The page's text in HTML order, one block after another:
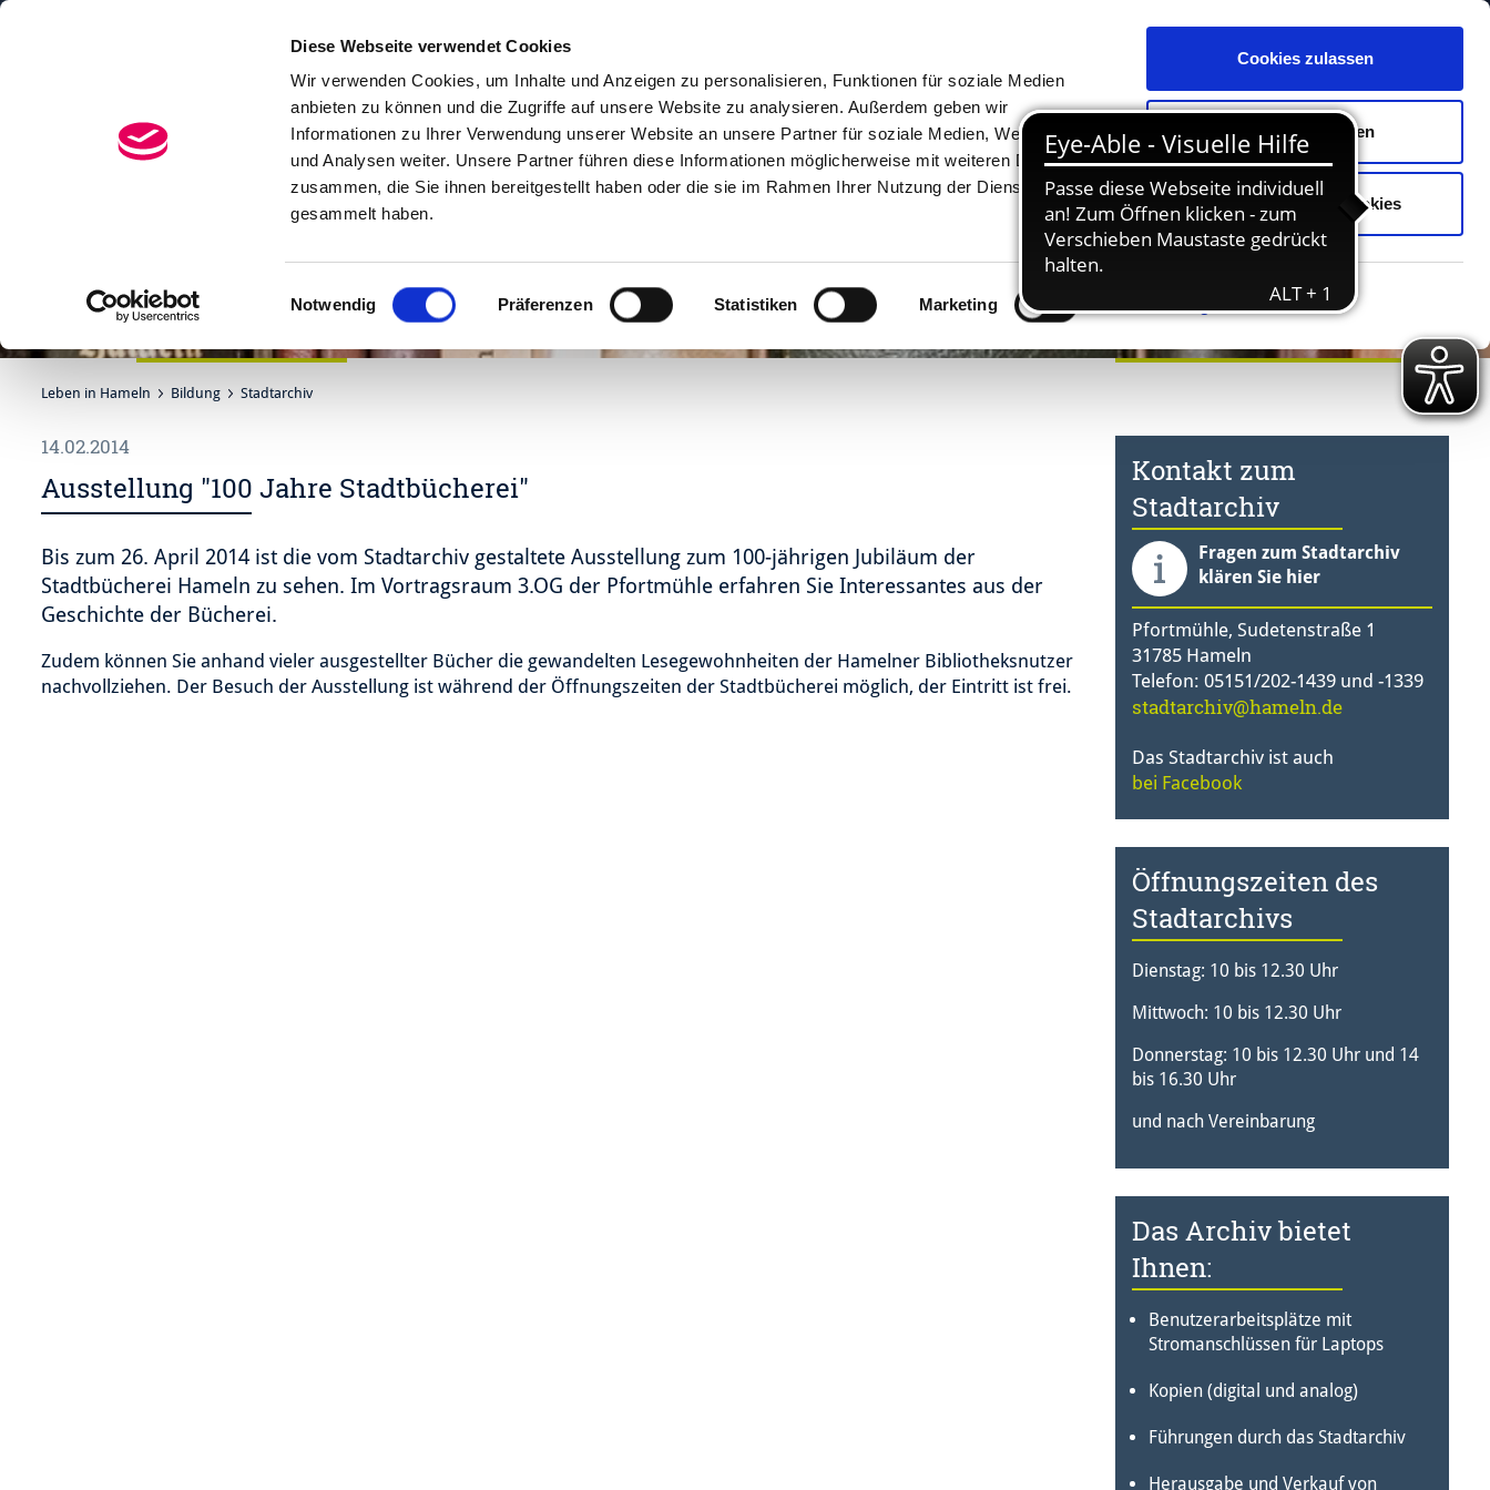
Diese Webseite verwendet Cookies
Wir verwenden Cookies, um Inhalte und Anzeigen zu personalisieren, Funktionen für soziale Medien
anbieten zu können und die Zugriffe auf unsere Website zu analysieren. Außerdem geben wir
Informationen zu Ihrer Verwendung unserer Website an unsere Partner für soziale Medien, Werbung
und Analysen weiter. Unsere Partner führen diese Informationen möglicherweise mit weiteren Daten
zusammen, die Sie ihnen bereitgestellt haben oder die sie im Rahmen Ihrer Nutzung der Dienste
gesammelt haben.
Einwilligungsauswahl
Notwendig Präferenzen Statistiken Marketing
Cookies zulassen
Auswahl erlauben
Nur notwendige Cookies
Suchen Erlebnisse Kontakt
Leben in Hameln Bildung Stadtarchiv
14.02.2014
Ausstellung "100 Jahre Stadtbücherei"
Bis zum 26. April 2014 ist die vom Stadtarchiv gestaltete Ausstellung zum 100-jährigen Jubiläum der
Stadtbücherei Hameln zu sehen. Im Vortragsraum 3.OG der Pfortmühle erfahren Sie Interessantes aus der
Geschichte der Bücherei.
Zudem können Sie anhand vieler ausgestellter Bücher die gewandelten Lesegewohnheiten der Hamelner Bibliotheksnutzer
nachvollziehen. Der Besuch der Ausstellung ist während der Öffnungszeiten der Stadtbücherei möglich, der Eintritt ist frei.
Kontakt zum
Stadtarchiv
Fragen zum Stadtarchiv
klären Sie hier
Pfortmühle, Sudetenstraße 1
31785 Hameln
Telefon: 05151/202-1439 und -1339
stadtarchiv@hameln.de
Das Stadtarchiv ist auch
bei Facebook
Öffnungszeiten des
Stadtarchivs
Dienstag: 10 bis 12.30 Uhr
Mittwoch: 10 bis 12.30 Uhr
Donnerstag: 10 bis 12.30 Uhr und 14
bis 16.30 Uhr
und nach Vereinbarung
Das Archiv bietet
Ihnen:
Benutzerarbeitsplätze mit
Stromanschlüssen für Laptops
Kopien (digital und analog)
Führungen durch das Stadtarchiv
Herausgabe und Verkauf von